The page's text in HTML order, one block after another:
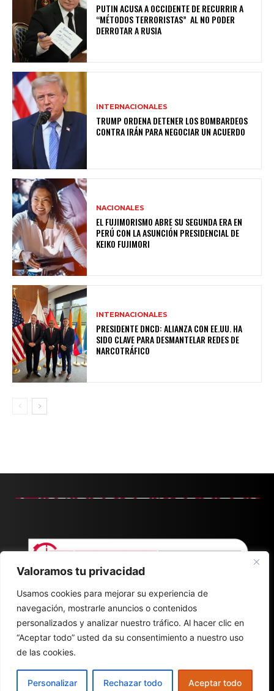
Valoramos tu privacidad
Usamos cookies para mejorar su experiencia de
navegación, mostrarle anuncios o contenidos
personalizados y analizar nuestro tráfico. Al hacer clic en
“Aceptar todo” usted da su consentimiento a nuestro uso
de las cookies.
Personalizar Rechazar todo Aceptar todo
PUTIN ACUSA A OCCIDENTE DE RECURRIR A
“MÉTODOS TERRORISTAS” AL NO PODER
DERROTAR A RUSIA
INTERNACIONALES
TRUMP ORDENA DETENER LOS BOMBARDEOS
CONTRA IRÁN PARA NEGOCIAR UN ACUERDO
NACIONALES
EL FUJIMORISMO ABRE SU SEGUNDA ERA EN
PERÚ CON LA ASUNCIÓN PRESIDENCIAL DE
KEIKO FUJIMORI
INTERNACIONALES
PRESIDENTE DNCD: ALIANZA CON EE.UU. HA
SIDO CLAVE PARA DESMANTELAR REDES DE
NARCOTRÁFICO
CONTACT ABOUT POLÍTICA DE PRIVACIDAD